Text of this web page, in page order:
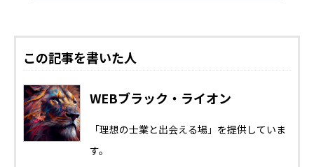
この記事を書いた人
WEBブラック・ライオン
「理想の士業と出会える場」を提供していま
す。